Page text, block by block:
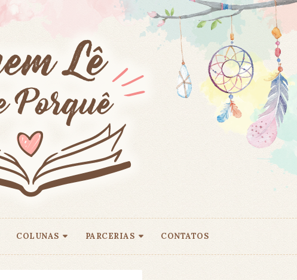
COLUNAS PARCERIAS CONTATOS